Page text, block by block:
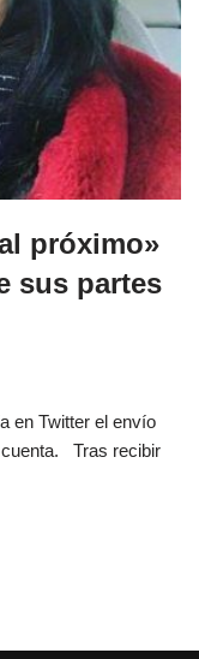
próximo»
sus partes
en Twitter el envío
cuenta. Tras recibir